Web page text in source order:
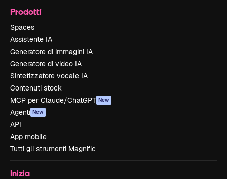
Prodotti
Spaces
Assistente IA
Generatore di immagini IA
Generatore di video IA
Sintetizzatore vocale IA
Contenuti stock
MCP per Claude/ChatGPT New
Agenti New
API
App mobile
Tutti gli strumenti Magnific
Inizia